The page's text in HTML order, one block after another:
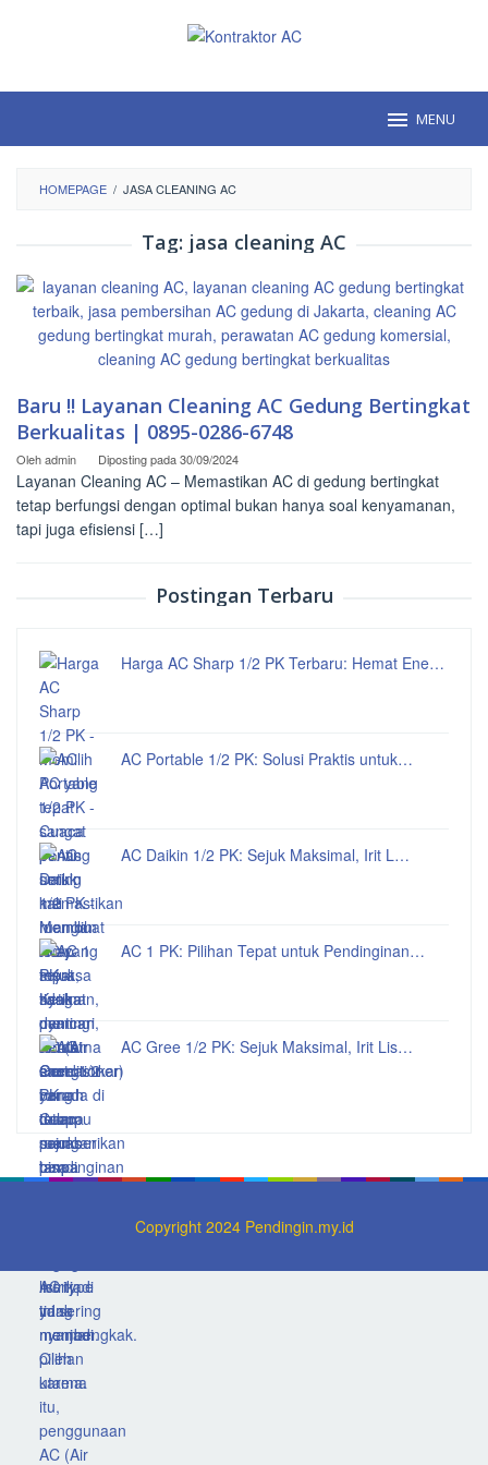
MENU
HOMEPAGE / JASA CLEANING AC
Tag: jasa cleaning AC
Baru !! Layanan Cleaning AC Gedung Bertingkat
Berkualitas | 0895-0286-6748
Olehadmin Diposting pada30/09/2024
Layanan Cleaning AC – Memastikan AC di gedung bertingkat
tetap berfungsi dengan optimal bukan hanya soal kenyamanan,
tapi juga efisiensi […]
Postingan Terbaru
Harga AC Sharp 1/2 PK Terbaru: Hemat Ene…
AC Portable 1/2 PK: Solusi Praktis untuk…
AC Daikin 1/2 PK: Sejuk Maksimal, Irit L…
AC 1 PK: Pilihan Tepat untuk Pendinginan…
AC Gree 1/2 PK: Sejuk Maksimal, Irit Lis…
Copyright 2024 Pendingin.my.id